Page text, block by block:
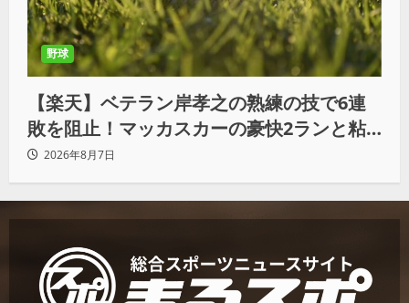
野球
【楽天】ベテラン岸孝之の熟練の技で6連
敗を阻止！マッカスカーの豪快2ランと粘
りの継投でオリックスを破る
2026年8月7日